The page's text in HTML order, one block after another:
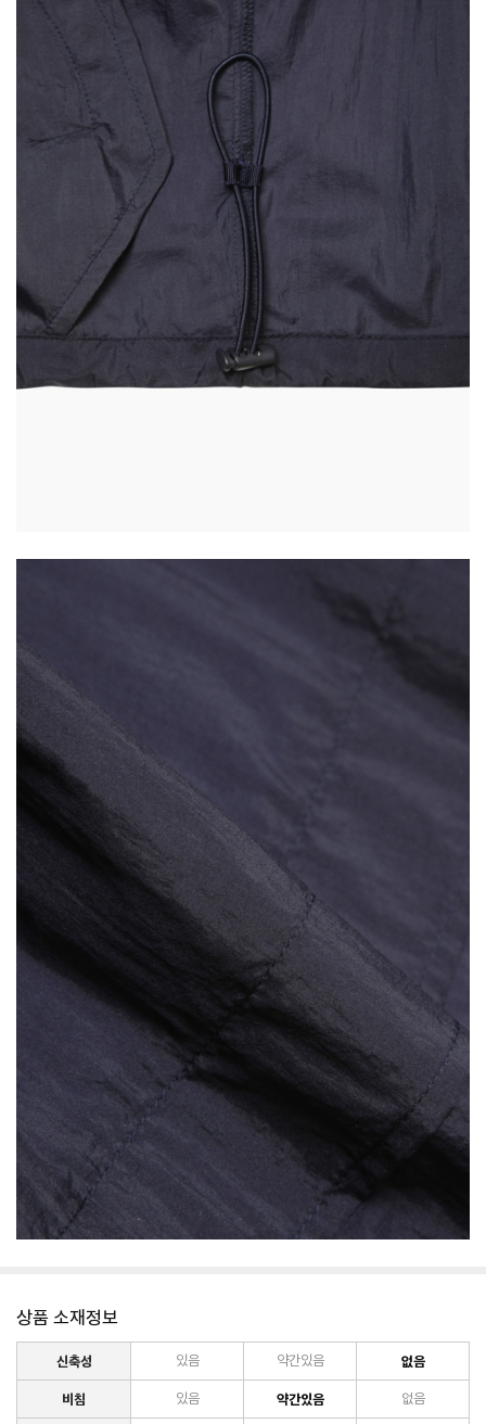
상품 소재정보
신축성 있음 약간있음 없음
비침 있음 약간있음 없음